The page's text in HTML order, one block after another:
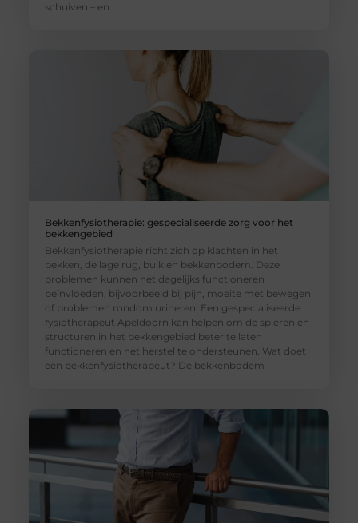
schuiven – en
Bekkenfysiotherapie: gespecialiseerde zorg voor het
bekkengebied
Bekkenfysiotherapie richt zich op klachten in het
bekken, de lage rug, buik en bekkenbodem. Deze
problemen kunnen het dagelijks functioneren
beïnvloeden, bijvoorbeeld bij pijn, moeite met bewegen
of problemen rondom urineren. Een gespecialiseerde
fysiotherapeut Apeldoorn kan helpen om de spieren en
structuren in het bekkengebied beter te laten
functioneren en het herstel te ondersteunen. Wat doet
een bekkenfysiotherapeut? De bekkenbodem